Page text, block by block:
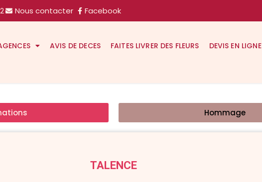
Nous contacter Facebook
AVIS DE DECES FAITES LIVRER DES FLEURS DEVIS EN LIGNE
Hommage
TALENCE